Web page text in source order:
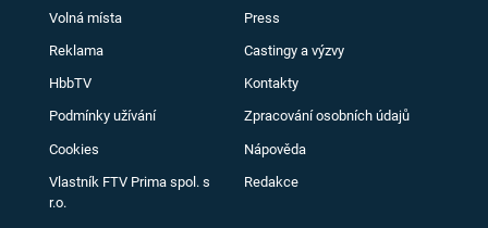
Volná místa Press
Reklama Castingy a výzvy
HbbTV Kontakty
Podmínky užívání Zpracování osobních údajů
Cookies Nápověda
Vlastník FTV Prima spol. s
r.o.
Redakce